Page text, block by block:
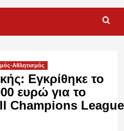
Αθλητισμός
Εγκρίθηκε το
ευρώ για το
Champions